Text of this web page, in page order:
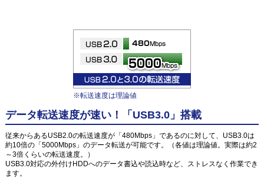
※転送速度は理論値
データ転送速度が速い！「USB3.0」搭載
従来からあるUSB2.0の転送速度が「480Mbps」であるのに対して、USB3.0は
約10倍の「5000Mbps」のデータ転送が可能です。（各値は理論値。実際は約2
～3倍くらいの転送速度。）
USB3.0対応の外付けHDDへのデータ書込や読込時など、ストレスなく作業でき
ます。